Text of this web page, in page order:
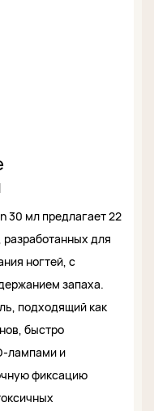
30 мл предлагает 22
для
ногтей, с
запаха.
подходящий как
быстро
лампами и
фиксацию